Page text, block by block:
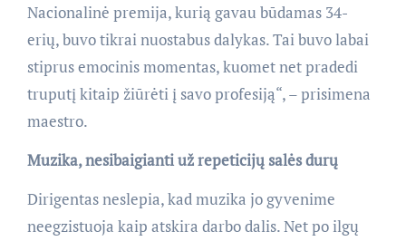
Nacionalinė premija, kurią gavau būdamas 34-
erių, buvo tikrai nuostabus dalykas. Tai buvo labai
stiprus emocinis momentas, kuomet net pradedi
truputį kitaip žiūrėti į savo profesiją“, – prisimena
maestro.
Muzika, nesibaigianti už repeticijų salės durų
Dirigentas neslepia, kad muzika jo gyvenime
neegzistuoja kaip atskira darbo dalis. Net po ilgų